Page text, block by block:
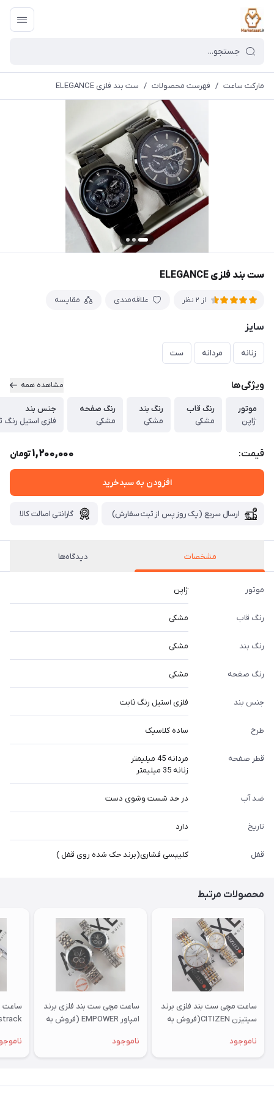
مارکت ساعت / فهرست محصولات / ست بند فلزی ELEGANCE
ست بند فلزی ELEGANCE
از 2 نظر علاقه‌مندی مقایسه
سایز
زنانه مردانه ست
ویژگی‌ها مشاهده همه
موتور
ژاپن
رنگ قاب
مشکی
رنگ بند
مشکی
رنگ صفحه
مشکی
جنس بند
فلزی استیل رنگ
قیمت: 1,200,000تومان
افزودن به سبدخرید
ارسال سریع (یک روز پس از ثبت سفارش) گارانتی اصالت کالا
مشخصات دیدگاه‌ها
موتور ژاپن
رنگ قاب مشکی
رنگ بند مشکی
رنگ صفحه مشکی
جنس بند فلزی استیل رنگ ثابت
طرح ساده کلاسیک
قطر صفحه
مردانه 45 میلیمتر
زنانه 35 میلیمتر
ضد آب در حد شست وشوی دست
تاریخ دارد
قفل کلیپسی فشاری(برند حک شده روی قفل )
محصولات مرتبط
ساعت مچی ست بند فلزی برند
سیتیزن CITIZEN(فروش به
ناموجود
ساعت مچی ست بند فلزی برند
امپاور EMPOWER (فروش به
ناموجود
ساعت